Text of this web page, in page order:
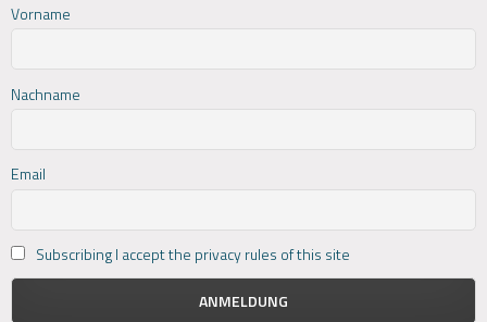
Vorname
Nachname
Email
Subscribing I accept the privacy rules of this site